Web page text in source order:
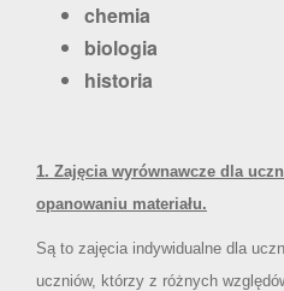
chemia
biologia
historia
1. Zajęcia wyrównawcze dla
opanowaniu materiału.
Są to zajęcia indywidualne dla
uczniów, którzy z różnych